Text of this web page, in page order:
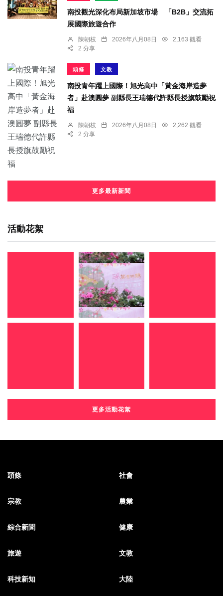
南投觀光深化布局新加坡市場 「B2B」交流拓
展國際旅遊合作
陳朝枝 2026年八月08日
2,163 觀看
2 分享
頭條 文教
南投青年躍上國際！旭光高中「黃金海岸造夢
者」赴澳圓夢 副縣長王瑞德代許縣長授旗鼓勵祝
福
陳朝枝 2026年八月08日
2,262 觀看
2 分享
更多最新新聞
活動花絮
更多活動花絮
頭條 社會
宗教 農業
綜合新聞 健康
旅遊 文教
科技新知 大陸